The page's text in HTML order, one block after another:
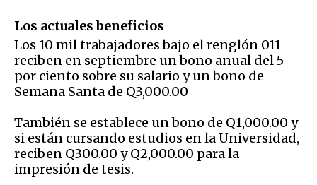
Los actuales beneficios
Los 10 mil trabajadores bajo el renglón 011
reciben en septiembre un bono anual del 5
por ciento sobre su salario y un bono de
Semana Santa de Q3,000.00
También se establece un bono de Q1,000.00 y
si están cursando estudios en la Universidad,
reciben Q300.00 y Q2,000.00 para la
impresión de tesis.